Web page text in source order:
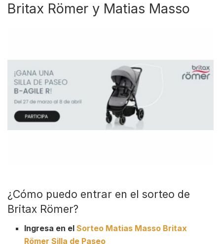
Britax Römer y Matias Masso
¿Cómo puedo entrar en el sorteo de
Britax Römer?
Ingresa en elSorteo Matias Masso Britax
Römer Silla de Paseo